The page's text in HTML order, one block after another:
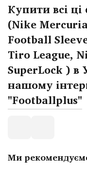
Купити всі
(Nіke
Football
Tiro League,
SuperLock ) в
нашому
"Footballplus"
Ми